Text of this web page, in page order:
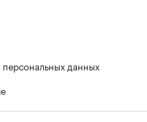
данных